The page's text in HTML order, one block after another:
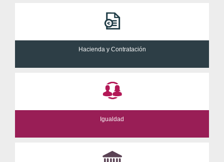
Hacienda y Contratación
Igualdad